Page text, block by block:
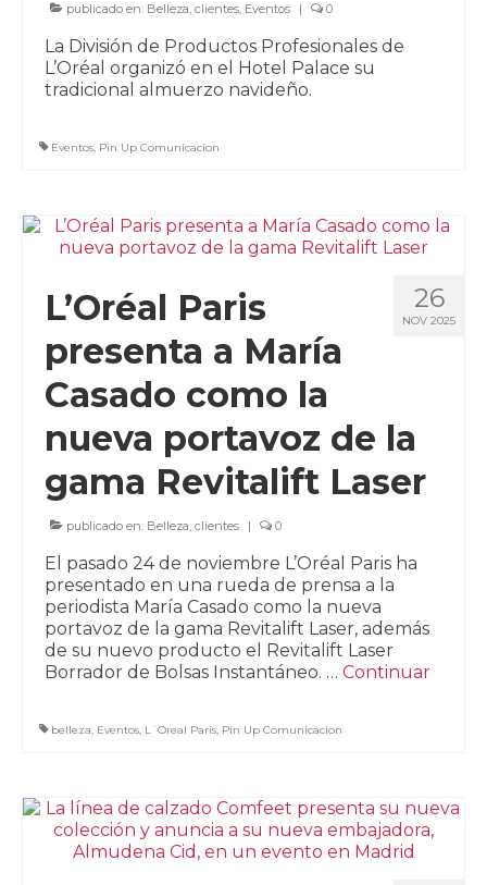
publicado en: Belleza, clientes, Eventos | 0
La División de Productos Profesionales de
L’Oréal organizó en el Hotel Palace su
tradicional almuerzo navideño.
Eventos, Pin Up Comunicacion
26
NOV 2025
L’Oréal Paris
presenta a María
Casado como la
nueva portavoz de la
gama Revitalift Laser
publicado en: Belleza, clientes | 0
El pasado 24 de noviembre L’Oréal Paris ha
presentado en una rueda de prensa a la
periodista María Casado como la nueva
portavoz de la gama Revitalift Laser, además
de su nuevo producto el Revitalift Laser
Borrador de Bolsas Instantáneo. … Continuar
belleza, Eventos, L´Oreal Paris, Pin Up Comunicacion